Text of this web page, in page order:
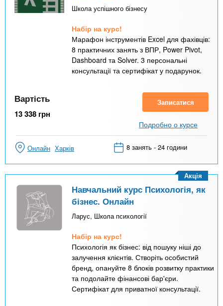
Школа успішного бізнесу
Набір на курс!
Марафон інструментів Excel для фахівців:
8 практичних занять з ВПР, Power Pivot,
Dashboard та Solver. 3 персональні
консультації та сертифікат у подарунок.
Вартість
13 338 грн
Записатися
Подробно о курсе
Онлайн Харків 8 занять - 24 години
Навчальний курс Психологія, як
бізнес. Онлайн
Ларус, Школа психології
Набір на курс!
Психологія як бізнес: від пошуку ніші до
залучення клієнтів. Створіть особистий
бренд, опануйте 8 блоків розвитку практики
та подолайте фінансові бар'єри.
Сертифікат для приватної консультації.
Акція